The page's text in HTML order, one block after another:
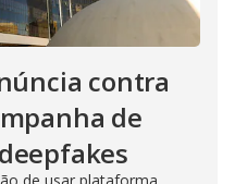
contra
de
de usar plataforma